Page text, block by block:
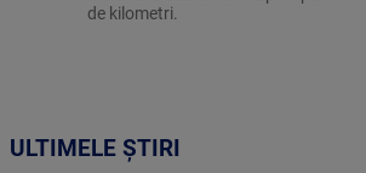
de kilometri.
ULTIMELE ȘTIRI